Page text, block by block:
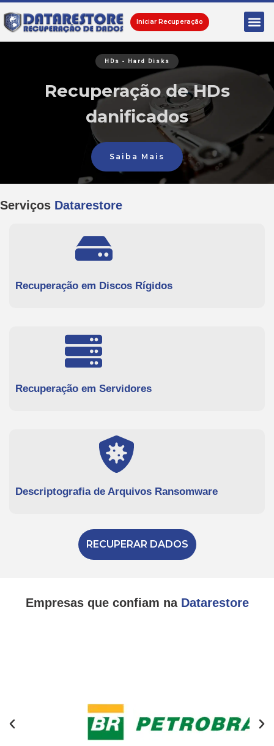
Iniciar Recuperação
Banco de Dados
Recuperação de Banco de
Dados
Saiba Mais
Serviços Datarestore
Recuperação em Discos Rígidos
Recuperação em Servidores
Descriptografia de Arquivos Ransomware
RECUPERAR DADOS
Empresas que confiam na Datarestore